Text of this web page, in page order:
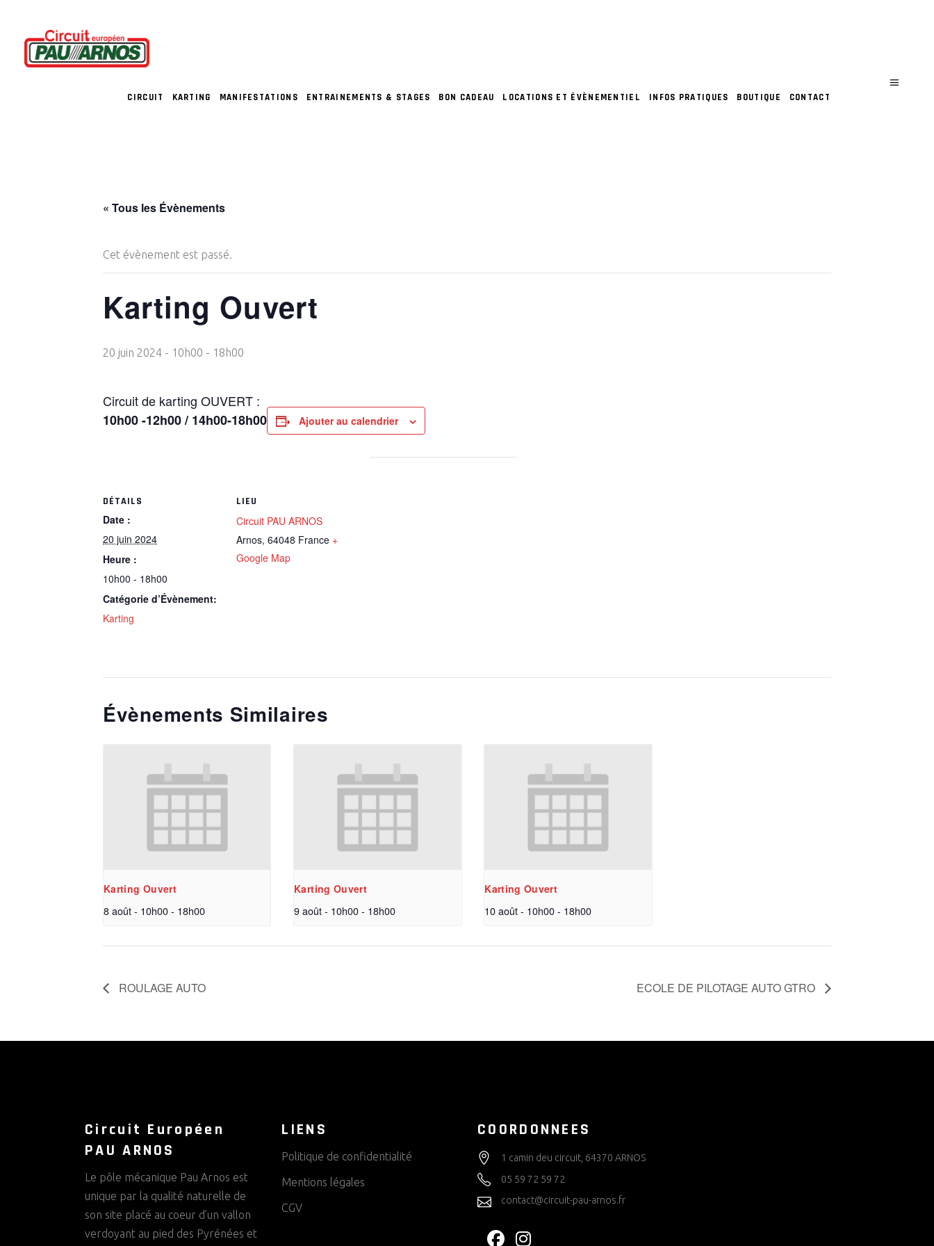
CIRCUIT KARTING MANIFESTATIONS ENTRAINEMENTS & STAGES BON CADEAU LOCATIONS ET ÉVÈNEMENTIEL INFOS PRATIQUES BOUTIQUE CONTACT
« Tous les Évènements
Cet évènement est passé.
Karting Ouvert
20 juin 2024 - 10h00 - 18h00
Circuit de karting OUVERT :
10h00 -12h00 / 14h00-18h00
Ajouter au calendrier
DÉTAILS
Date :
20 juin 2024
Heure :
10h00 - 18h00
Catégorie d’Évènement:
Karting
LIEU
Circuit PAU ARNOS
Arnos, 64048 France +
Google Map
Évènements Similaires
Karting Ouvert
8 août - 10h00- 18h00
Karting Ouvert
9 août - 10h00- 18h00
Karting Ouvert
10 août - 10h00 - 18h00
ROULAGE AUTO ECOLE DE PILOTAGE AUTO GTRO
Circuit Européen
PAU ARNOS
Le pôle mécanique Pau Arnos est
unique par la qualité naturelle de
son site placé au coeur d’un vallon
verdoyant au pied des Pyrénées et
LIENS
Politique de confidentialité
Mentions légales
CGV
COORDONNEES
1 camin deu circuit, 64370 ARNOS
05 59 72 59 72
contact@circuit-pau-arnos.fr